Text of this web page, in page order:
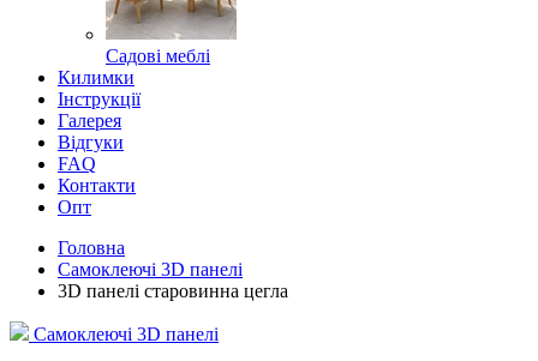
Садові меблі
Килимки
Інструкції
Галерея
Відгуки
FAQ
Контакти
Опт
Головна
Самоклеючі 3D панелі
3D панелі старовинна цегла
Самоклеючі 3D панелі